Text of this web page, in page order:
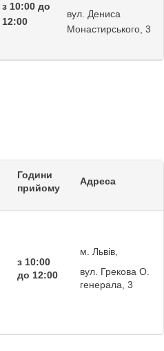
з 10:00 до
12:00
вул. Дениса
Монастирського, 3
Години
прийому
Адреса
з 10:00
до 12:00
м. Львів,
вул. Грекова О.
генерала, 3